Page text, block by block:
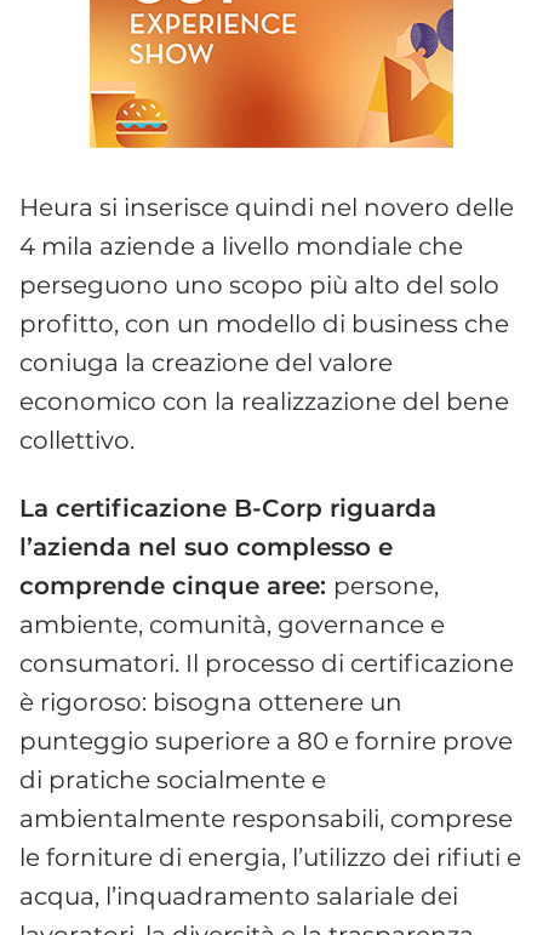
Heura si inserisce quindi nel novero delle
4 mila aziende a livello mondiale che
perseguono uno scopo più alto del solo
profitto, con un modello di business che
coniuga la creazione del valore
economico con la realizzazione del bene
collettivo.
La certificazione B-Corp riguarda
l’azienda nel suo complesso e
comprende cinque aree: persone,
ambiente, comunità, governance e
consumatori. Il processo di certificazione
è rigoroso: bisogna ottenere un
punteggio superiore a 80 e fornire prove
di pratiche socialmente e
ambientalmente responsabili, comprese
le forniture di energia, l’utilizzo dei rifiuti e
acqua, l’inquadramento salariale dei